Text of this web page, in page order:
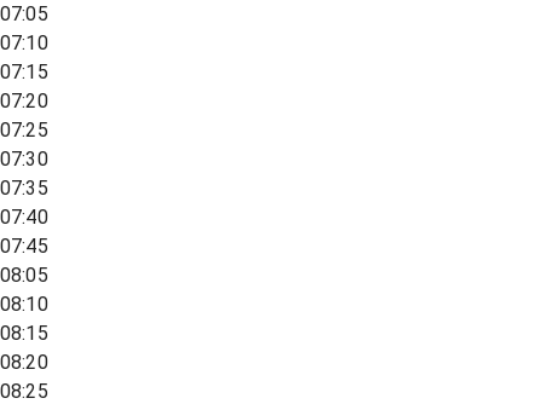
07:05
07:10
07:15
07:20
07:25
07:30
07:35
07:40
07:45
08:05
08:10
08:15
08:20
08:25